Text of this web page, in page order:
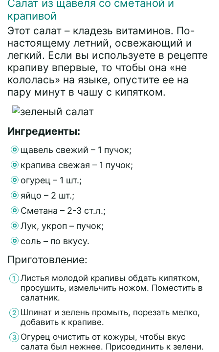
Салат из щавеля со сметаной и
крапивой
Этот салат – кладезь витаминов. По-
настоящему летний, освежающий и
легкий. Если вы используете в рецепте
крапиву впервые, то чтобы она «не
кололась» на языке, опустите ее на
пару минут в чашу с кипятком.
Ингредиенты:
щавель свежий – 1 пучок;
крапива свежая – 1 пучок;
огурец – 1 шт.;
яйцо – 2 шт.;
Сметана – 2-3 ст.л.;
Лук, укроп – пучок;
соль – по вкусу.
Приготовление:
Листья молодой крапивы обдать кипятком,
просушить, измельчить ножом. Поместить в
салатник.
Шпинат и зелень промыть, порезать мелко,
добавить к крапиве.
Огурец очистить от кожуры, чтобы вкус
салата был нежнее. Присоединить к зелени.